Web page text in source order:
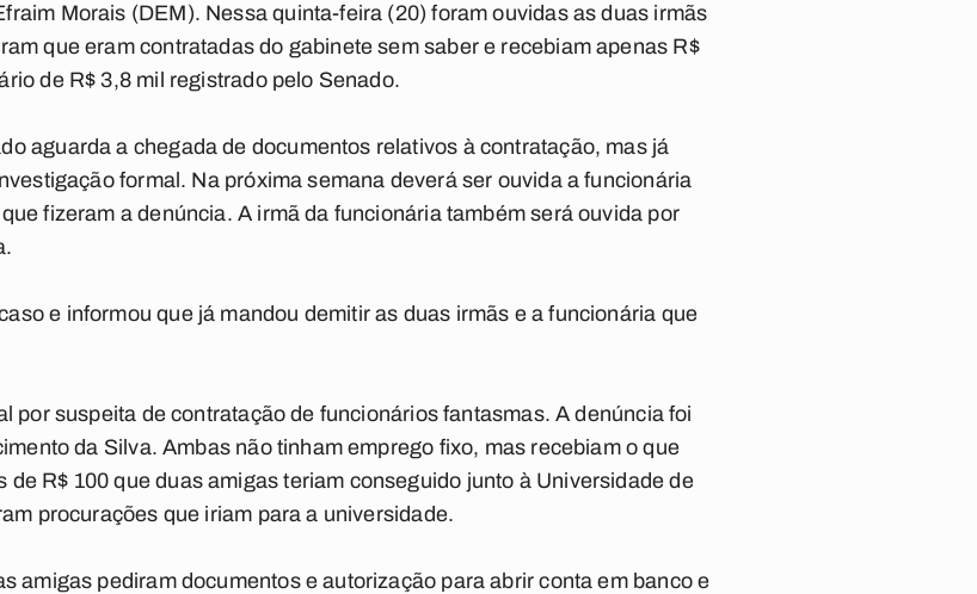
Morais (DEM). Nessa quinta-feira (20) foram ouvidas as duas irmãs
que eram contratadas do gabinete sem saber e recebiam apenas R$
de R$ 3,8 mil registrado pelo Senado.
aguarda a chegada de documentos relativos à contratação, mas já
formal. Na próxima semana deverá ser ouvida a funcionária
fizeram a denúncia. A irmã da funcionária também será ouvida por
e informou que já mandou demitir as duas irmãs e a funcionária que
por suspeita de contratação de funcionários fantasmas. A denúncia foi
da Silva. Ambas não tinham emprego fixo, mas recebiam o que
R$ 100 que duas amigas teriam conseguido junto à Universidade de
procurações que iriam para a universidade.
amigas pediram documentos e autorização para abrir conta em banco e